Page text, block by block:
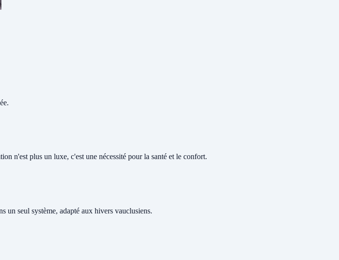
n'est plus un luxe, c'est une nécessité pour la santé et le confort.
un seul système, adapté aux hivers vauclusiens.